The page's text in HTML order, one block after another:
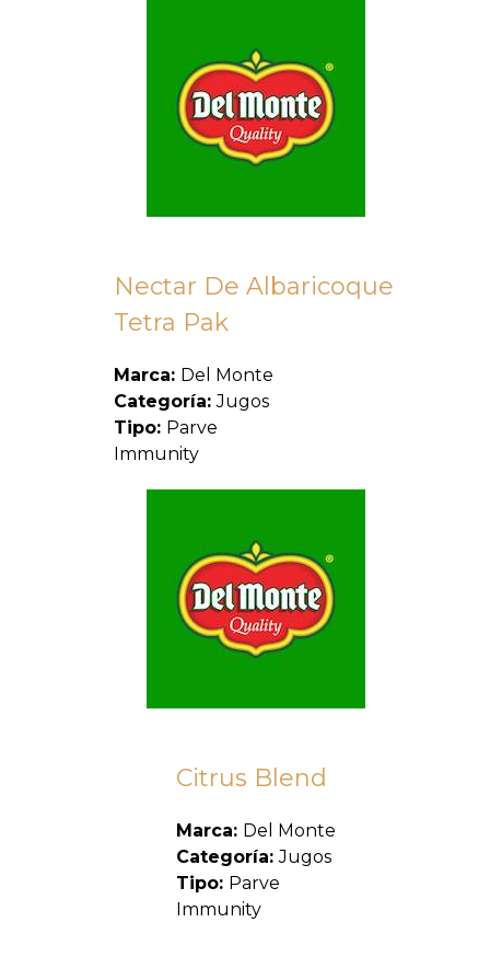
Nectar De Albaricoque
Tetra Pak
Marca: Del Monte
Categoría:Jugos
Tipo: Parve
Immunity
Citrus Blend
Marca: Del Monte
Categoría:Jugos
Tipo: Parve
Immunity